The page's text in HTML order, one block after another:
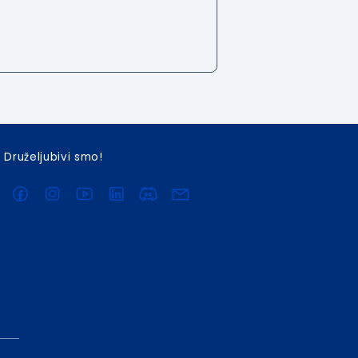
Druželjubivi smo!